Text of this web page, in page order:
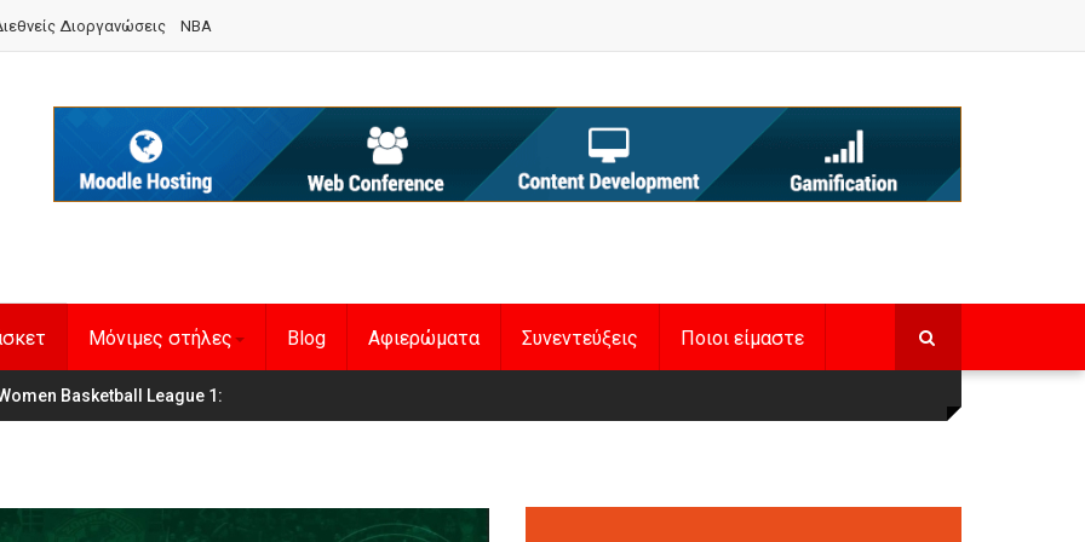
Διοργανώσεις NBA
Μόνιμες στήλες Blog Αφιερώματα Συνεντεύξεις Ποιοι είμαστε
Basketball League 1 :
Γυναικών